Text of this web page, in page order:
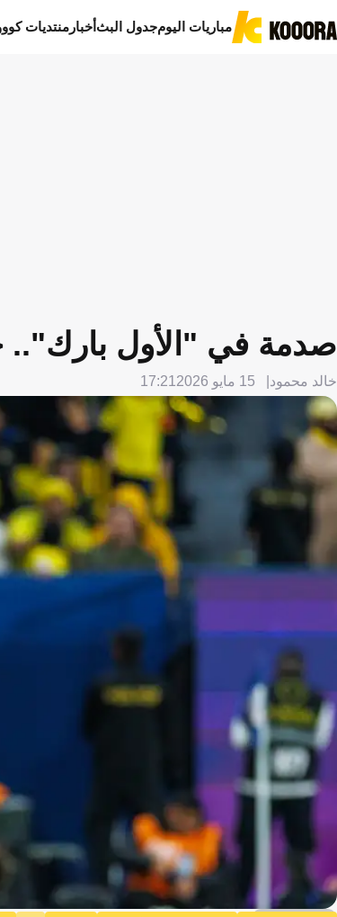
مباريات اليومجدول البثأخبار منتديات
صدمة في "الأول بارك"..
خالد محمود 15 مايو 2026 17:21